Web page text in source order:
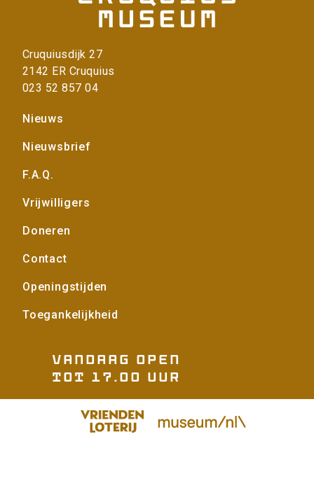
Cruquiusdijk 27
2142 ER Cruquius
023 52 857 04
Voet
Nieuws
Nieuwsbrief
F.A.Q.
Vrijwilligers
Doneren
Contact
Openingstijden
Toegankelijkheid
Vandaag open
tot 17.00 uur